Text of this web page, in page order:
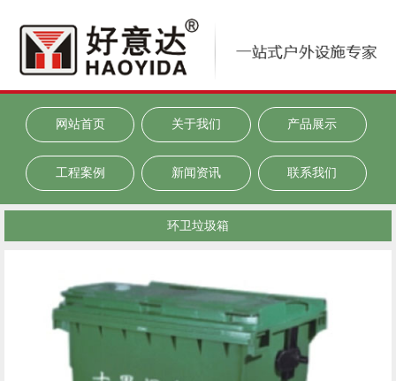
网站首页 关于我们 产品展示
工程案例 新闻资讯 联系我们
环卫垃圾箱